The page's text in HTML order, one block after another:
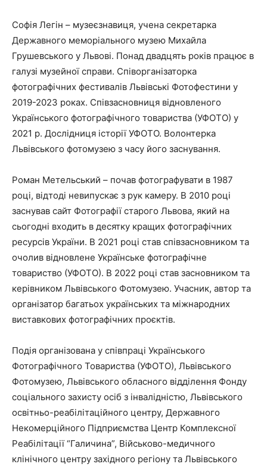
Софія Легін – музеєзнавиця, учена секретарка
Державного меморіального музею Михайла
Грушевського у Львові. Понад двадцять років працює в
галузі музейної справи. Співорганізаторка
фотографічних фестивалів Львівські Фотофестини у
2019-2023 роках. Співзасновниця відновленого
Українського фотографічного товариства (УФОТО) у
2021 р. Дослідниця історії УФОТО. Волонтерка
Львівського фотомузею з часу його заснування.
Роман Метельський – почав фотографувати в 1987
році, відтоді невипускає з рук камеру. В 2010 році
заснував сайт Фотографії старого Львова, який на
сьогодні входить в десятку кращих фотографічних
ресурсів України. В 2021 році став співзасновником та
очолив відновлене Українське фотографічне
товариство (УФОТО). В 2022 році став засновником та
керівником Львівського Фотомузею. Учасник, автор та
організатор багатьох українських та міжнародних
виставкових фотографічних проєктів.
Подія організована у співпраці Українського
Фотографічного Товариства (УФОТО), Львівського
Фотомузею, Львівського обласного відділення Фонду
соціального захисту осіб з інвалідністю, Львівського
освітньо-реабілітаційного центру, Державного
Некомерційного Підприємства Центр Комплексної
Реабілітації “Галичина”, Військово-медичного
клінічного центру західного регіону та Львівського